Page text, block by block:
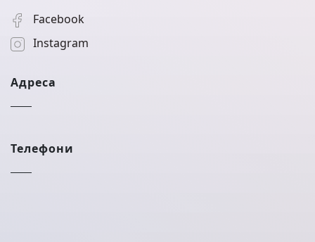
Facebook
Instagram
Адреса
Телефони